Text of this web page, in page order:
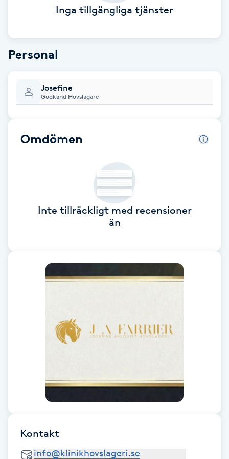
Barber
Barnklippning
Brynformning
Brynfärgning
Bröllopsuppsättning
Coachning
Color correction
Inga tillgängliga tjänster
Personal
Josefine
Godkänd Hovslagare
Omdömen
Inte tillräckligt med recensioner
än
Kontakt